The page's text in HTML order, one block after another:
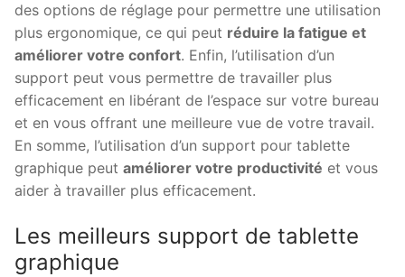
des options de réglage pour permettre une utilisation
plus ergonomique, ce qui peut réduire la fatigue et
améliorer votre confort. Enfin, l’utilisation d’un
support peut vous permettre de travailler plus
efficacement en libérant de l’espace sur votre bureau
et en vous offrant une meilleure vue de votre travail.
En somme, l’utilisation d’un support pour tablette
graphique peut améliorer votre productivité et vous
aider à travailler plus efficacement.
Les meilleurs support de tablette
graphique